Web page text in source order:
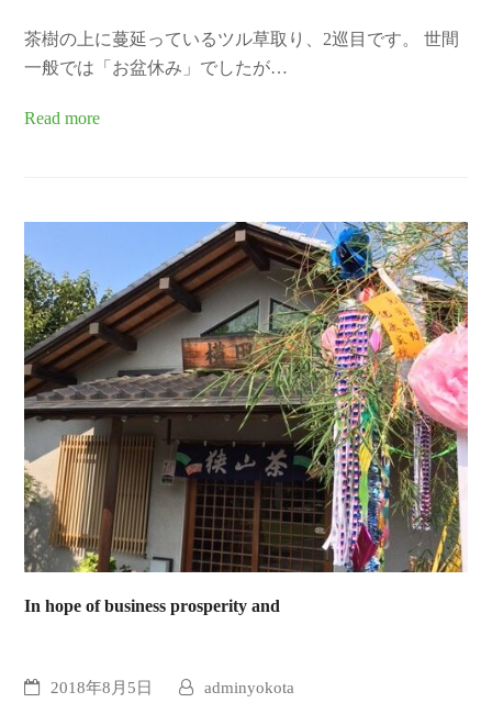
茶樹の上に蔓延っているツル草取り、2巡目です。 世間
一般では「お盆休み」でしたが…
Read more
In hope of business prosperity and
2018年8月5日
adminyokota